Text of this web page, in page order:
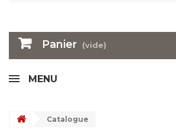
Panier (vide)
MENU
Catalogue